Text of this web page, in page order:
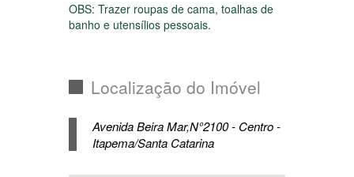
OBS: Trazer roupas de cama, toalhas de
banho e utensílios pessoais.
Localização do Imóvel
Avenida Beira Mar,N°2100 - Centro -
Itapema/Santa Catarina